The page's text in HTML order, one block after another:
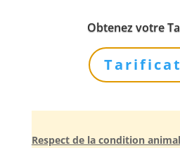
Obtenez votre
Respect de la condition